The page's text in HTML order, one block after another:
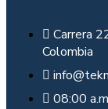
Carrera
Colombia
08:00